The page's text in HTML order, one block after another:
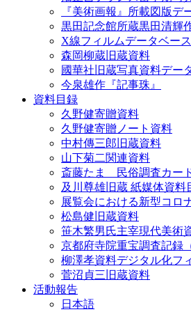
『美術画報』所載図版デ
黒田記念館所蔵黒田清輝
X線フィルムデータベース
森岡柳蔵旧蔵資料
國華社旧蔵写真資料デー
今泉雄作『記事珠』
資料目録
久野健寄贈資料
久野健寄贈ノート資料
中村傳三郎旧蔵資料
山下菊二関連資料
斎藤たま 民俗調査カー
及川尊雄旧蔵 紙媒体資料
展覧会における新型コロ
松島健旧蔵資料
笹木繁男氏主宰現代美術
京都府寺院重宝調査記録
柳澤孝資料デジタル化フ
菅沼貞三旧蔵資料
活動報告
日本語